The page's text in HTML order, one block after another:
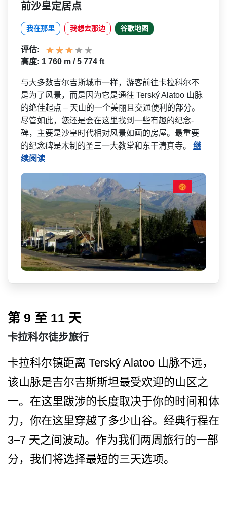
前沙皇定居点
我在那里 我想去那边 谷歌地图
评估:
高度: 1 760 m / 5 774 ft
与大多数吉尔吉斯城市一样，­游客前往卡拉科尔不
是为了风景，而是因为它是通往 Terský Alatoo 山脉
的绝佳起点 – 天山的一个美丽且交通便利的­部分。
尽管如此，您还是会在这里找到一些有趣的纪念­
碑，主要是沙皇时代相对风景如画的房屋。最重要
的纪­念碑是木制的圣三一大教堂和东干清真寺。 继
续阅读
第 9 至 11 天
卡拉科尔徒步旅行
卡拉科尔镇距离 Terský Alatoo 山脉不远，
该山脉是吉尔吉斯­斯坦最受欢迎的山区之
一。在这里跋涉的长度取决于你­的时间和体
力，你在这里穿越了多少山谷。经典行程在
3–7 天之间波动。作为我们两周旅­行的一部
分，我们将选择最短的三天选项。